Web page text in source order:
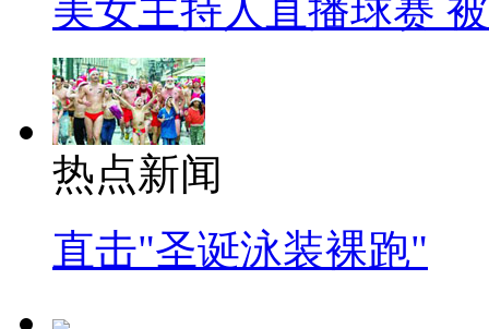
美女主持人直播球赛
热点新闻
直击"圣诞泳装裸跑"